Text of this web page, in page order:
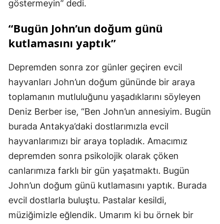
göstermeyin” dedi.
“Bugün John’un doğum günü
kutlamasını yaptık”
Depremden sonra zor günler geçiren evcil
hayvanları John’un doğum gününde bir araya
toplamanın mutluluğunu yaşadıklarını söyleyen
Deniz Berber ise, “Ben John’un annesiyim. Bugün
burada Antakya’daki dostlarımızla evcil
hayvanlarımızı bir araya topladık. Amacımız
depremden sonra psikolojik olarak çöken
canlarımıza farklı bir gün yaşatmaktı. Bugün
John’un doğum günü kutlamasını yaptık. Burada
evcil dostlarla buluştu. Pastalar kesildi,
müziğimizle eğlendik. Umarım ki bu örnek bir